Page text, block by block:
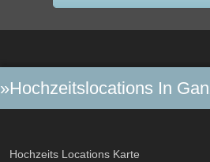
»Hochzeitslocations In
Hochzeits Locations Karte